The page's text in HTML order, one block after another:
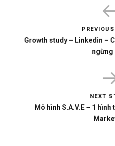
Growth study – Linkedin –
ngừng
NEXT
Mô hình S.A.V.E – 1